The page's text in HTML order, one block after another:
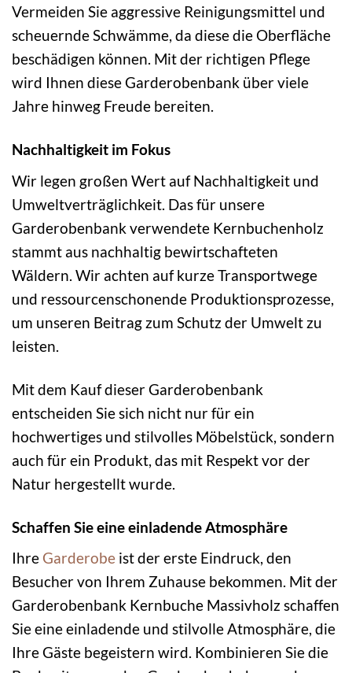
Vermeiden Sie aggressive Reinigungsmittel und
scheuernde Schwämme, da diese die Oberfläche
beschädigen können. Mit der richtigen Pflege
wird Ihnen diese Garderobenbank über viele
Jahre hinweg Freude bereiten.
Nachhaltigkeit im Fokus
Wir legen großen Wert auf Nachhaltigkeit und
Umweltverträglichkeit. Das für unsere
Garderobenbank verwendete Kernbuchenholz
stammt aus nachhaltig bewirtschafteten
Wäldern. Wir achten auf kurze Transportwege
und ressourcenschonende Produktionsprozesse,
um unseren Beitrag zum Schutz der Umwelt zu
leisten.
Mit dem Kauf dieser Garderobenbank
entscheiden Sie sich nicht nur für ein
hochwertiges und stilvolles Möbelstück, sondern
auch für ein Produkt, das mit Respekt vor der
Natur hergestellt wurde.
Schaffen Sie eine einladende Atmosphäre
Ihre Garderobe ist der erste Eindruck, den
Besucher von Ihrem Zuhause bekommen. Mit der
Garderobenbank Kernbuche Massivholz schaffen
Sie eine einladende und stilvolle Atmosphäre, die
Ihre Gäste begeistern wird. Kombinieren Sie die